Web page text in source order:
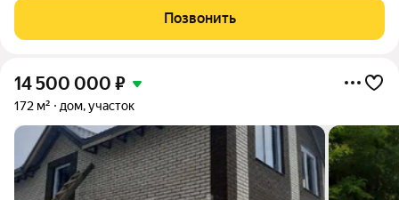
соток , есть скважина , септик , будет установлен
электрический котёл,
Позвонить
14 500 000 ₽
172 м² дом, участок